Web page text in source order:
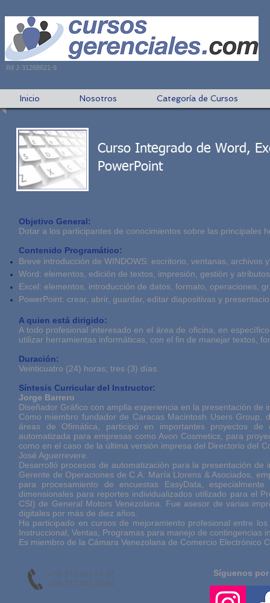
Rif J-31268621-9
Inicio Nosotros Categoría de Cursos
Curso Integrado de Word,
PowerPoint
Objetivo General:
Dotar a los participantes de conocimientos sobre las principales
Contenido Programático:
Breve introducción de WINDOWS: escritorio, ventanas, archivos
Word: elementos, edición de textos, impresión, gestión y
Excel: elementos, introducción de datos, formato, operaciones,
PowerPoint: crear, abrir, guardar, editar diapositivas y
A quien está dirigido:
A todo profesional interesado en el área de oficina, en
utilizar herramientas informáticas, con el fin de manejar textos,
Duración:
Veinticuatro (24) horas; tres (3) días.
Síntesis Curricular del Instructor:
Jorge Barrero
Diseñador Gráfico con amplia experiencia en la presentación de
Como miembro fundador de Caracas Macintosh Users
áreas de Ofimática, participó en importantes proyectos
automatizada para empresas como Avon Cosmetics, para
como en el caso de la última versión impresa del Directorio del
José Aguerrevere.
Desarrolló procesos de automatización para la presentación
Gerente de Operaciones de C.A. María Llorens & Asociados,
para procesamiento de encuestas EasyData,
dimensionales para reportes individualizados utilizado para el
CSI) de General Motors Venezolana. Fue asesor de varias
digitales por más de diez años.
Ha participado en cursos de mejoramiento profesional entre
Instruccional, Ventas, Programas para manejo de contingencias
Es miembro de la Cámara Venezolana de Comercio Electrónico
+58 212 943.44.37
+58 212 943.46.94
Síguenos